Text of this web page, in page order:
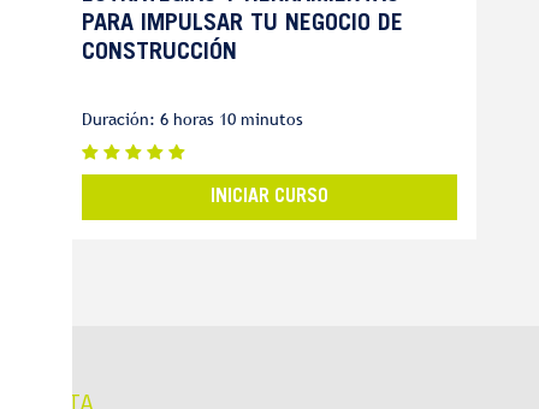
PARA IMPULSAR TU NEGOCIO DE
CONSTRUCCIÓN
Duración: 6 horas 10 minutos
INICIAR CURSO